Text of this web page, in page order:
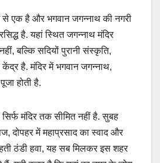
से एक है और भगवान जगन्नाथ की नगरी
है. यहां स्थित जगन्नाथ मंदिर
बल्कि सदियों पुरानी संस्कृति,
है. मंदिर में भगवान जगन्नाथ,
होती है.
मंदिर तक सीमित नहीं है. सुबह
दोपहर में महाप्रसाद का स्वाद और
ठंडी हवा, यह सब मिलकर इस शहर